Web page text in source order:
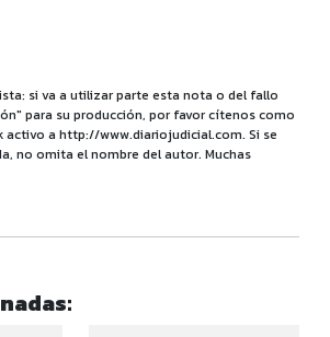
si va a utilizar parte esta nota o del fallo
para su producción, por favor cítenos como
activo a http://www.diariojudicial.com. Si se
no omita el nombre del autor. Muchas